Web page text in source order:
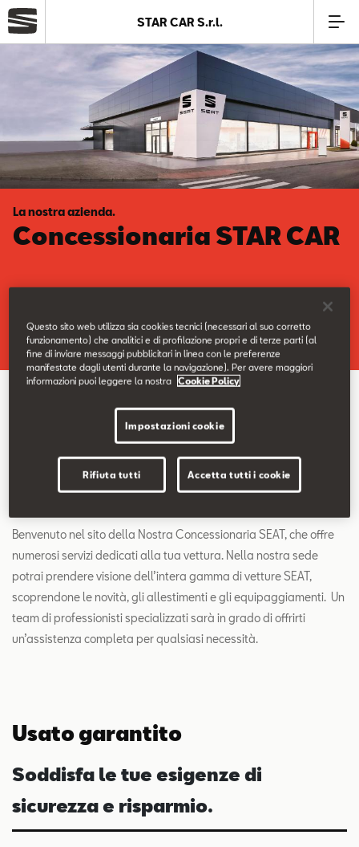
Azienda
Offerte
Service
Contatti
STAR CAR S.r.l.
La nostra azienda.
Concessionaria STAR CAR
Vieni a trovarci nella nostra sede.
Benvenuto nel sito della Nostra Concessionaria SEAT, che offre
numerosi servizi dedicati alla tua vettura. Nella nostra sede
potrai prendere visione dell’intera gamma di vetture SEAT,
scoprendone le novità, gli allestimenti e gli equipaggiamenti. Un
team di professionisti specializzati sarà in grado di offrirti
un’assistenza completa per qualsiasi necessità.
Usato garantito
Soddisfa le tue esigenze di
sicurezza e risparmio.
Questo sito web utilizza sia cookies tecnici (necessari al suo corretto
funzionamento) che analitici e di profilazione propri e di terze parti (al
fine di inviare messaggi pubblicitari in linea con le preferenze
manifestate dagli utenti durante la navigazione). Per avere maggiori
informazioni puoi leggere la nostra
Cookie Policy
Impostazioni cookie
Rifiuta tutti Accetta tutti i cookie